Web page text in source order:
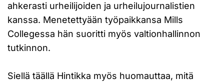
ahkerasti urheilijoiden ja urheilujournalistien
kanssa. Menetettyään työpaikkansa Mills
Collegessa hän suoritti myös valtionhallinnon
tutkinnon.
Siellä täällä Hintikka myös huomauttaa, mitä